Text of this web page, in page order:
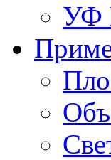
УФ